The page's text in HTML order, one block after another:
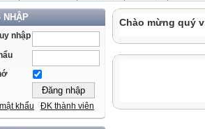
NHẬP
nhập
khẩu ĐK thành viên
Chào mừng quý